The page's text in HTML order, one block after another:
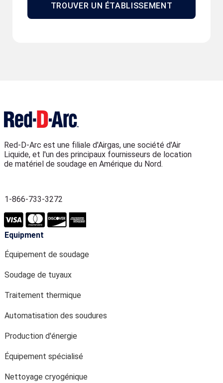
TROUVER UN ÉTABLISSEMENT
Red-D-Arc est une filiale d'Airgas, une société d'Air
Liquide, et l'un des principaux fournisseurs de location
de matériel de soudage en Amérique du Nord.
1-866-733-3272
Equipment
Équipement de soudage
Soudage de tuyaux
Traitement thermique
Automatisation des soudures
Production d'énergie
Équipement spécialisé
Nettoyage cryogénique